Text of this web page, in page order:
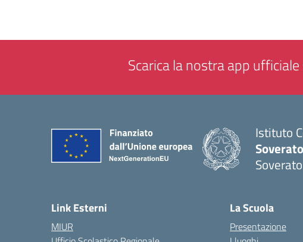
Scarica la nostra app ufficiale
Istituto
Link Esterni
MIUR
La Scuola
Presentazione